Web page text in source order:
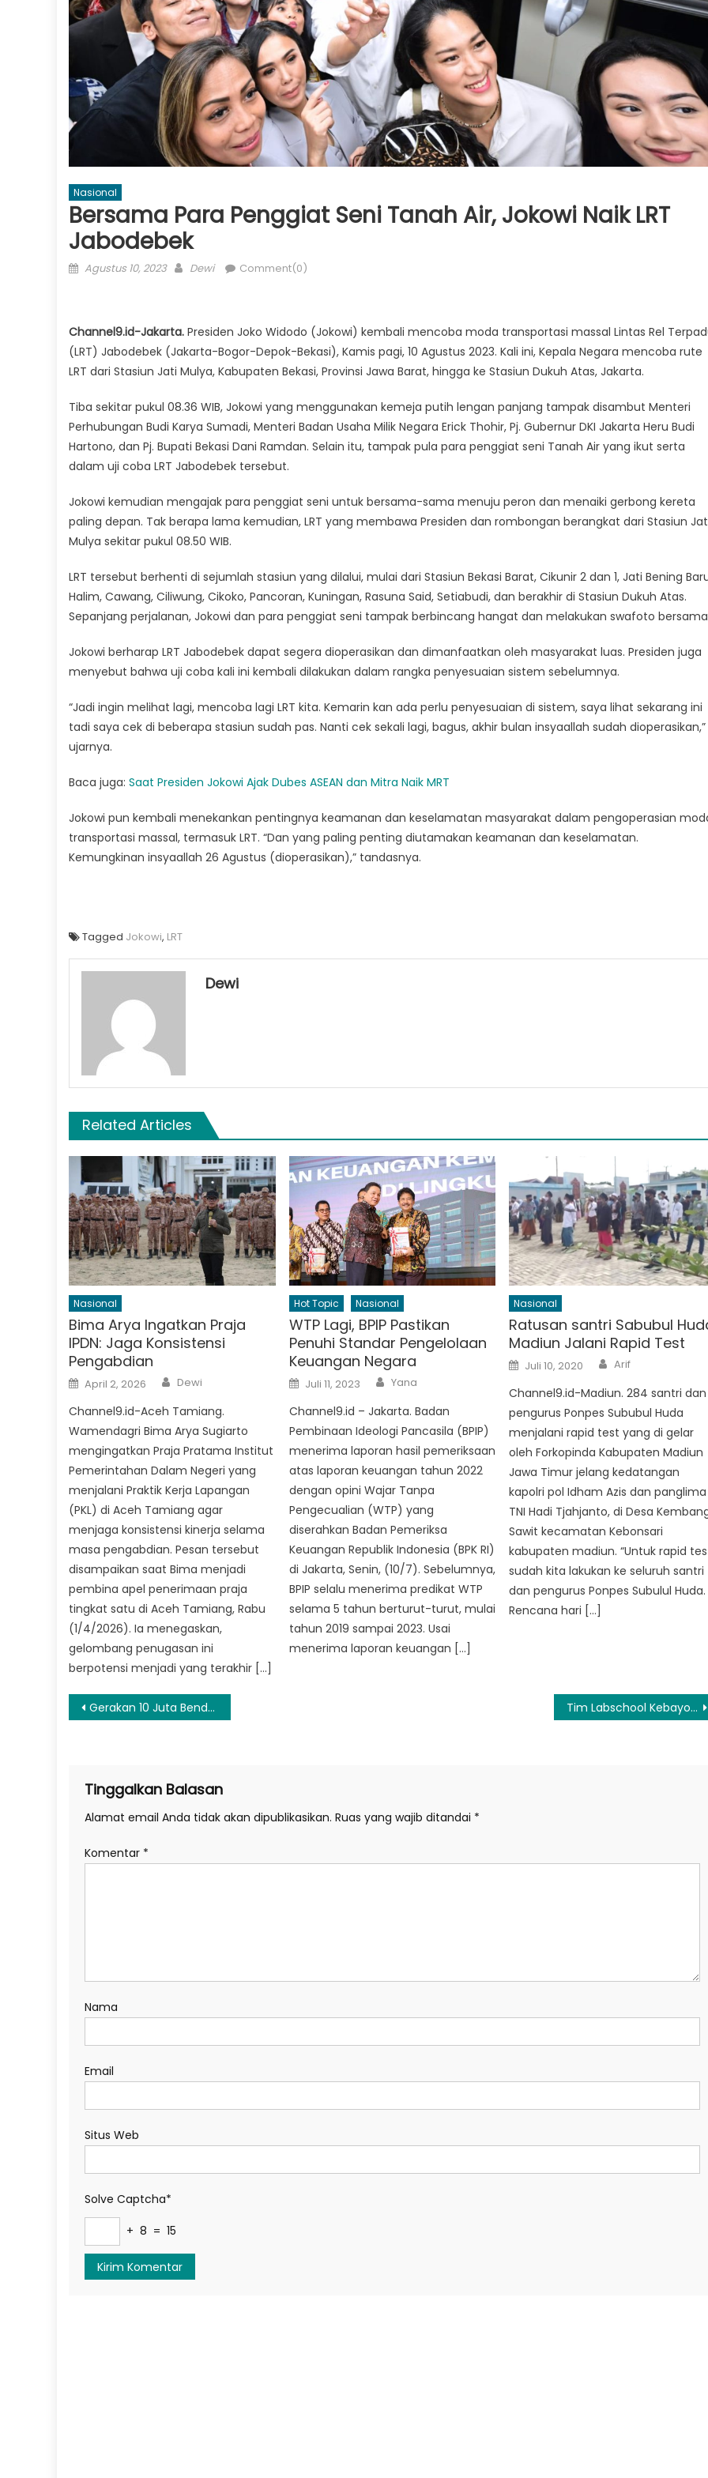
Nasional
Bersama Para Penggiat Seni Tanah Air, Jokowi Naik LRT
Jabodebek
Posted
Agustus 10, 2023 Author
Dewi Comment(0)
Channel9.id-Jakarta. Presiden Joko Widodo (Jokowi) kembali mencoba moda transportasi massal Lintas Rel
(LRT) Jabodebek (Jakarta-Bogor-Depok-Bekasi), Kamis pagi, 10 Agustus 2023. Kali ini, Kepala Negara mencoba rute
LRT dari Stasiun Jati Mulya, Kabupaten Bekasi, Provinsi Jawa Barat, hingga ke Stasiun Dukuh Atas, Jakarta.
Tiba sekitar pukul 08.36 WIB, Jokowi yang menggunakan kemeja putih lengan panjang tampak disambut Menteri
Perhubungan Budi Karya Sumadi, Menteri Badan Usaha Milik Negara Erick Thohir, Pj. Gubernur DKI Jakarta Heru Budi
Hartono, dan Pj. Bupati Bekasi Dani Ramdan. Selain itu, tampak pula para penggiat seni Tanah Air yang ikut serta
dalam uji coba LRT Jabodebek tersebut.
Jokowi kemudian mengajak para penggiat seni untuk bersama-sama menuju peron dan menaiki gerbong kereta
paling depan. Tak berapa lama kemudian, LRT yang membawa Presiden dan rombongan berangkat dari Stasiun
Mulya sekitar pukul 08.50 WIB.
LRT tersebut berhenti di sejumlah stasiun yang dilalui, mulai dari Stasiun Bekasi Barat, Cikunir 2 dan 1, Jati Bening
Halim, Cawang, Ciliwung, Cikoko, Pancoran, Kuningan, Rasuna Said, Setiabudi, dan berakhir di Stasiun Dukuh Atas.
Sepanjang perjalanan, Jokowi dan para penggiat seni tampak berbincang hangat dan melakukan swafoto
Jokowi berharap LRT Jabodebek dapat segera dioperasikan dan dimanfaatkan oleh masyarakat luas. Presiden juga
menyebut bahwa uji coba kali ini kembali dilakukan dalam rangka penyesuaian sistem sebelumnya.
“Jadi ingin melihat lagi, mencoba lagi LRT kita. Kemarin kan ada perlu penyesuaian di sistem, saya lihat sekarang ini
tadi saya cek di beberapa stasiun sudah pas. Nanti cek sekali lagi, bagus, akhir bulan insyaallah sudah dioperasikan,”
ujarnya.
Baca juga: Saat Presiden Jokowi Ajak Dubes ASEAN dan Mitra Naik MRT
Jokowi pun kembali menekankan pentingnya keamanan dan keselamatan masyarakat dalam pengoperasian
transportasi massal, termasuk LRT. “Dan yang paling penting diutamakan keamanan dan keselamatan.
Kemungkinan insyaallah 26 Agustus (dioperasikan),” tandasnya.
Tagged Jokowi, LRT
Dewi
Related Articles
Nasional
Bima Arya Ingatkan Praja
IPDN: Jaga Konsistensi
Pengabdian
Posted
on
April 2, 2026 Author
Dewi
Channel9.id-Aceh Tamiang.
Wamendagri Bima Arya Sugiarto
mengingatkan Praja Pratama Institut
Pemerintahan Dalam Negeri yang
menjalani Praktik Kerja Lapangan
(PKL) di Aceh Tamiang agar
menjaga konsistensi kinerja selama
masa pengabdian. Pesan tersebut
disampaikan saat Bima menjadi
pembina apel penerimaan praja
tingkat satu di Aceh Tamiang, Rabu
(1/4/2026). Ia menegaskan,
gelombang penugasan ini
berpotensi menjadi yang terakhir […]
Hot Topic Nasional
WTP Lagi, BPIP Pastikan
Penuhi Standar Pengelolaan
Keuangan Negara
Posted
on
Juli 11, 2023 Author
Yana
Channel9.id – Jakarta. Badan
Pembinaan Ideologi Pancasila (BPIP)
menerima laporan hasil pemeriksaan
atas laporan keuangan tahun 2022
dengan opini Wajar Tanpa
Pengecualian (WTP) yang
diserahkan Badan Pemeriksa
Keuangan Republik Indonesia (BPK RI)
di Jakarta, Senin, (10/7). Sebelumnya,
BPIP selalu menerima predikat WTP
selama 5 tahun berturut-turut, mulai
tahun 2019 sampai 2023. Usai
menerima laporan keuangan […]
Nasional
Ratusan santri Sabubul
Madiun Jalani Rapid Test
Posted
on
Juli 10, 2020 Author
Arif
Channel9.id-Madiun. 284 santri dan
pengurus Ponpes Sububul Huda
menjalani rapid test yang di gelar
oleh Forkopinda Kabupaten Madiun
Jawa Timur jelang kedatangan
kapolri pol Idham Azis dan panglima
TNI Hadi Tjahjanto, di Desa
Sawit kecamatan Kebonsari
kabupaten madiun. “Untuk rapid
sudah kita lakukan ke seluruh santri
dan pengurus Ponpes Subulul Huda.
Rencana hari […]
Navigasi
Gerakan 10 Juta Bendera di Tanjung Bira Sejalan Sejarah Perjuangan Bulukumba Tim Labschool Kebayoran Raih Perhargaan Tertinggi di Festival Rimini, Italia
Tinggalkan Balasan
Alamat email Anda tidak akan dipublikasikan. Ruas yang wajib ditandai *
Komentar *
Nama
Email
Situs Web
Solve Captcha*
+ 8 = 15